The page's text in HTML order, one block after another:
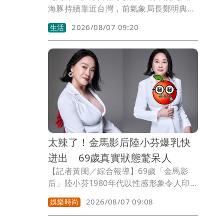
海豚持續靠近台灣，前氣象局長鄭明典指
出，白海豚昨晚深層對流幾乎消失，不過
進入琉球附近較溫暖海域後，對流重新發
展；隨著颱風後續將接近黑潮暖水域，海
洋環境是否提供更多能量，也將影響白海
豚強度變化。
生活 2026/08/07 09:20
太辣了！金馬影后陸小芬爆乳快
迸出 69歲真實狀態驚呆人
【記者黃閔／綜合報導】69歲「金馬影
后」陸小芬1980年代以性感形象令人印象
深刻，淡出演藝圈20多年，2023年復出
拍電影《本日公休》奪下台北電影獎最佳
女主角。近日她在社群平台曬辣照，狀態
娛樂時尚 2026/08/07 09:08